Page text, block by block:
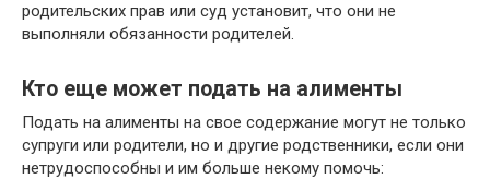
родительских прав или суд установит, что они не
выполняли обязанности родителей.
Кто еще может подать на алименты
Подать на алименты на свое содержание могут не только
супруги или родители, но и другие родственники, если они
нетрудоспособны и им больше некому помочь: